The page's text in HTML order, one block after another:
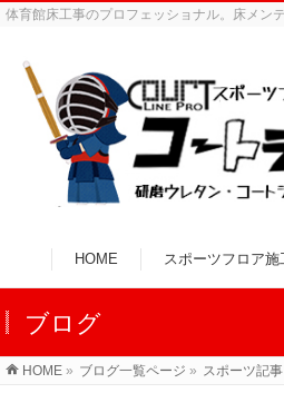
体育館床工事のプロフェッショナル。床メン
HOME スポーツフロア施
ブログ
HOME » ブログ一覧ページ » スポーツ記事